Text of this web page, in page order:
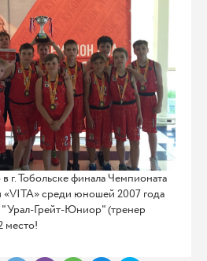
г. Тобольске финала Чемпионата
среди юношей 2007 года
Грейт-Юниор" (тренер
место!